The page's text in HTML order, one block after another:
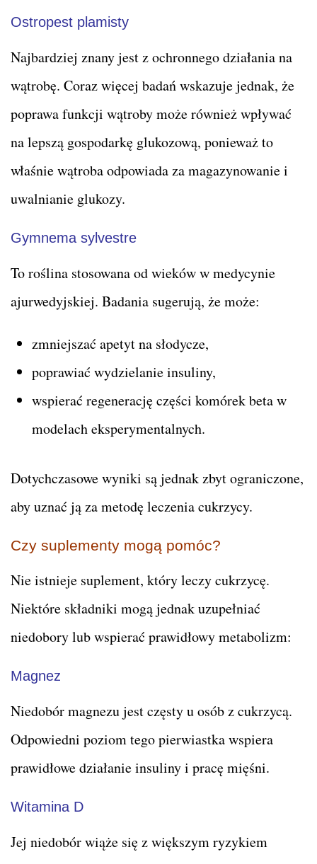
Ostropest plamisty
Najbardziej znany jest z ochronnego działania na
wątrobę. Coraz więcej badań wskazuje jednak, że
poprawa funkcji wątroby może również wpływać
na lepszą gospodarkę glukozową, ponieważ to
właśnie wątroba odpowiada za magazynowanie i
uwalnianie glukozy.
Gymnema sylvestre
To roślina stosowana od wieków w medycynie
ajurwedyjskiej. Badania sugerują, że może:
zmniejszać apetyt na słodycze,
poprawiać wydzielanie insuliny,
wspierać regenerację części komórek beta w
modelach eksperymentalnych.
Dotychczasowe wyniki są jednak zbyt ograniczone,
aby uznać ją za metodę leczenia cukrzycy.
Czy suplementy mogą pomóc?
Nie istnieje suplement, który leczy cukrzycę.
Niektóre składniki mogą jednak uzupełniać
niedobory lub wspierać prawidłowy metabolizm:
Magnez
Niedobór magnezu jest częsty u osób z cukrzycą.
Odpowiedni poziom tego pierwiastka wspiera
prawidłowe działanie insuliny i pracę mięśni.
Witamina D
Jej niedobór wiąże się z większym ryzykiem